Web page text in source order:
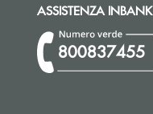
ASSISTENZA INBANK
800837455